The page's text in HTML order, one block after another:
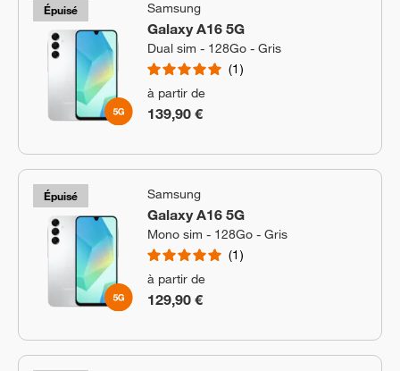
Épuisé Samsung
Galaxy A16 5G
Dual sim - 128Go - Gris
1
à partir de
139,90 €
Épuisé Samsung
Galaxy A16 5G
Mono sim - 128Go - Gris
1
à partir de
129,90 €